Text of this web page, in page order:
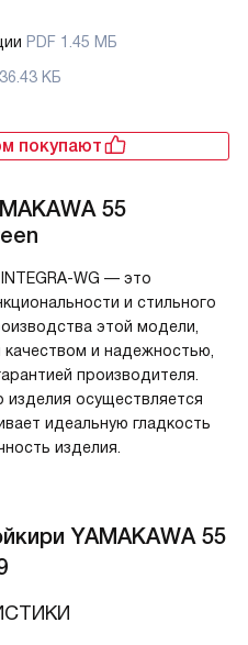
PDF 1.45 МБ
КБ
покупают
55
WG — это
и стильного
этой модели,
и надежностью,
производителя.
изделия осуществляется
идеальную гладкость
изделия.
YAMAKAWA 55